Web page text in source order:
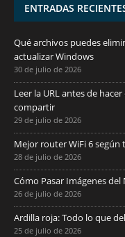
ENTRADAS
Qué archivos puedes
actualizar Windows
30 de julio de 2026
Leer la URL antes de
compartir
29 de julio de 2026
Mejor router WiFi 6
28 de julio de 2026
Cómo Pasar Imágenes
26 de julio de 2026
Ardilla roja: Todo lo que
25 de julio de 2026